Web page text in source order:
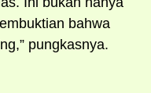
bahwa
pungkasnya.